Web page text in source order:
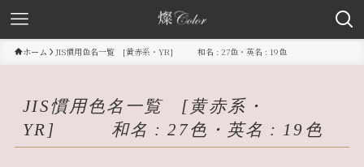
ホーム JIS慣用色名一覧 [黄赤系・YR] 和名 : 27色・英名 : 19色
JIS慣用色名一覧 [黄赤系・
YR] 和名 : 27色・英名 : 19色